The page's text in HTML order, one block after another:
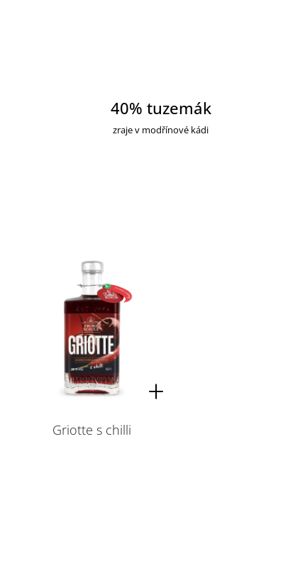
40% tuzemák
zraje v modřínové kádi
Griotte s chilli